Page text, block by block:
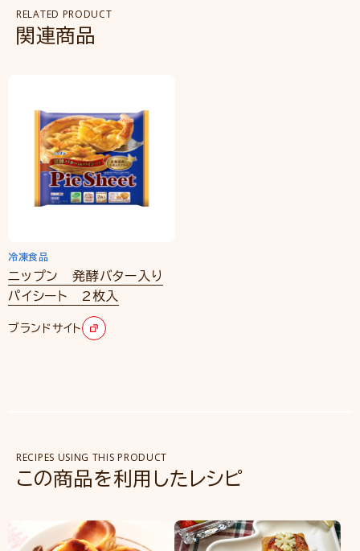
RELATED PRODUCT
関連商品
冷凍食品
ニップン 発酵バター入り
パイシート 2枚入
ブランドサイト
RECIPES USING THIS PRODUCT
この商品を利用したレシピ